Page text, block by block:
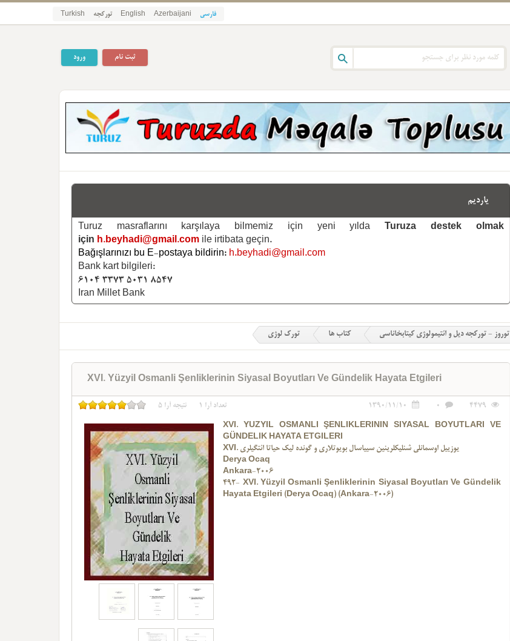
فارسی Azerbaijani
English تورکجه Turkish
ورود ثبت نام
یاردیم
Turuz masraflarını karşılaya bilmemiz için yeni yılda
Turuza destek olmak
için h.beyhadi@gmail.com ile irtibata geçin.
Bağışlarınızı bu E-postaya bildirin: h.beyhadi@gmail.com
Bank kart bilgileri:
6104 3373 5031 8547
Iran Millet Bank
توروز - تورکجه دیل و ائتیمولوژی کیتابخاناسی کتاب ها تورک لوژی
XVI. Yüzyil Osmanli Şenliklerinin Siyasal Boyutları Ve Gündelik Hayata Etgileri
4479
0
1390/11/10 تعداد آرا 1 نتیجه آرا 5
XVI. YÜZYIL OSMANLI ŞENLIKLERININ SIYASAL BOYUTLARI VE
GÜNDELIK HAYATA ETGILERI
XVI. یوزییل اوسمانلی شنلیکلرینین سيیاسال بویوتلاری و گونده ‌لیک حیاتا ائتگیلری
Derya Ocaq
Ankara-2006
492- XVI. Yüzyil Osmanli Şenliklerinin Siyasal Boyutları Ve Gündelik
Hayata Etgileri (Derya Ocaq) (Ankara-2006)